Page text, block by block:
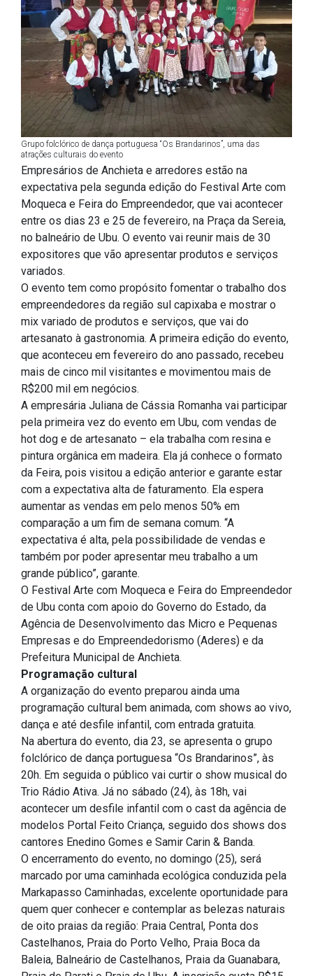
Grupo folclórico de dança portuguesa “Os Brandarinos”, uma das
atrações culturais do evento
Empresários de Anchieta e arredores estão na
expectativa pela segunda edição do Festival Arte com
Moqueca e Feira do Empreendedor, que vai acontecer
entre os dias 23 e 25 de fevereiro, na Praça da Sereia,
no balneário de Ubu. O evento vai reunir mais de 30
expositores que vão apresentar produtos e serviços
variados.
O evento tem como propósito fomentar o trabalho dos
empreendedores da região sul capixaba e mostrar o
mix variado de produtos e serviços, que vai do
artesanato à gastronomia. A primeira edição do evento,
que aconteceu em fevereiro do ano passado, recebeu
mais de cinco mil visitantes e movimentou mais de
R$200 mil em negócios.
A empresária Juliana de Cássia Romanha vai participar
pela primeira vez do evento em Ubu, com vendas de
hot dog e de artesanato – ela trabalha com resina e
pintura orgânica em madeira. Ela já conhece o formato
da Feira, pois visitou a edição anterior e garante estar
com a expectativa alta de faturamento. Ela espera
aumentar as vendas em pelo menos 50% em
comparação a um fim de semana comum. “A
expectativa é alta, pela possibilidade de vendas e
também por poder apresentar meu trabalho a um
grande público”, garante.
O Festival Arte com Moqueca e Feira do Empreendedor
de Ubu conta com apoio do Governo do Estado, da
Agência de Desenvolvimento das Micro e Pequenas
Empresas e do Empreendedorismo (Aderes) e da
Prefeitura Municipal de Anchieta.
Programação cultural
A organização do evento preparou ainda uma
programação cultural bem animada, com shows ao vivo,
dança e até desfile infantil, com entrada gratuita.
Na abertura do evento, dia 23, se apresenta o grupo
folclórico de dança portuguesa “Os Brandarinos”, às
20h. Em seguida o público vai curtir o show musical do
Trio Rádio Ativa. Já no sábado (24), às 18h, vai
acontecer um desfile infantil com o cast da agência de
modelos Portal Feito Criança, seguido dos shows dos
cantores Enedino Gomes e Samir Carin & Banda.
O encerramento do evento, no domingo (25), será
marcado por uma caminhada ecológica conduzida pela
Markapasso Caminhadas, excelente oportunidade para
quem quer conhecer e contemplar as belezas naturais
de oito praias da região: Praia Central, Ponta dos
Castelhanos, Praia do Porto Velho, Praia Boca da
Baleia, Balneário de Castelhanos, Praia da Guanabara,